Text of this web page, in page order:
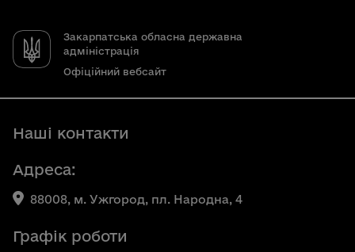
Закарпатська обласна державна
адміністрація
Офіційний вебсайт
Наші контакти
Адреса:
88008, м. Ужгород, пл. Народна, 4
Графік роботи